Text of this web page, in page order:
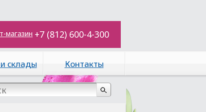
магазин +7 (812) 600-4-300
склады Контакты